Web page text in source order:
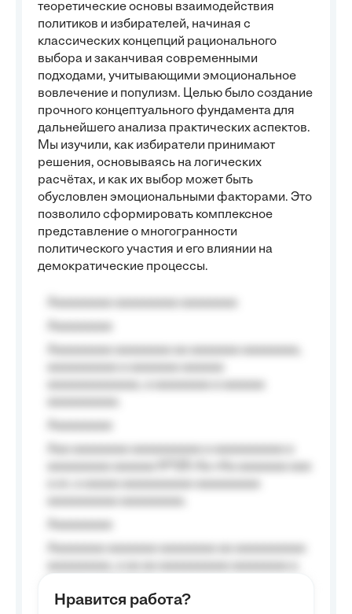
теоретические основы взаимодействия
политиков и избирателей, начиная с
классических концепций рационального
выбора и заканчивая современными
подходами, учитывающими эмоциональное
вовлечение и популизм. Целью было создание
прочного концептуального фундамента для
дальнейшего анализа практических аспектов.
Мы изучили, как избиратели принимают
решения, основываясь на логических
расчётах, и как их выбор может быть
обусловлен эмоциональными факторами. Это
позволило сформировать комплексное
представление о многогранности
политического участия и его влиянии на
демократические процессы.
Aaaaaaaaa
Нравится работа?